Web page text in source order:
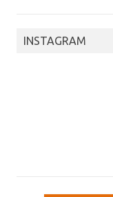
INSTAGRAM